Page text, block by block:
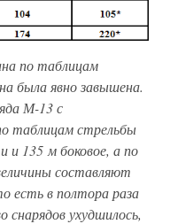
по таблицам
была явно завышена.
М-13 с
таблицам стрельбы
и 135 м боковое, а по
составляют
есть в полтора раза
ухудшилось,